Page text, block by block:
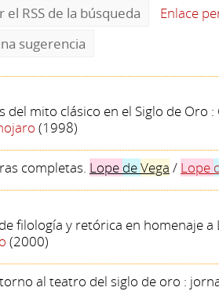
el RSS de la búsqueda
Enlace
sugerencia
del mito clásico en el Siglo de Oro
(1998)
completas. Lope deVega / Lope
filología y retórica en homenaje a
(2000)
al teatro del siglo de oro :